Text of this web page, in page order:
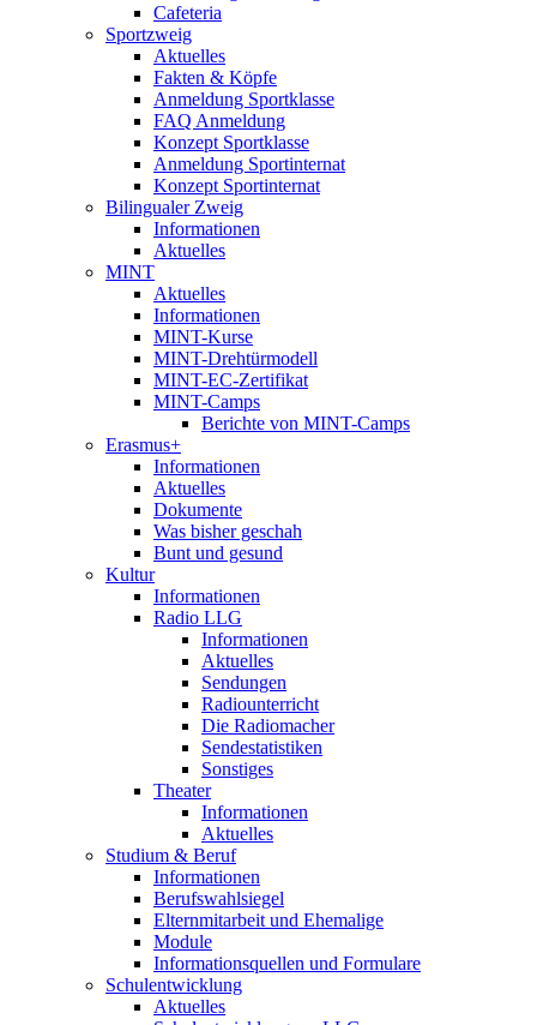
Cafeteria
Sportzweig
Aktuelles
Fakten & Köpfe
Anmeldung Sportklasse
FAQ Anmeldung
Konzept Sportklasse
Anmeldung Sportinternat
Konzept Sportinternat
Bilingualer Zweig
Informationen
Aktuelles
MINT
Aktuelles
Informationen
MINT-Kurse
MINT-Drehtürmodell
MINT-EC-Zertifikat
MINT-Camps
Berichte von MINT-Camps
Erasmus+
Informationen
Aktuelles
Dokumente
Was bisher geschah
Bunt und gesund
Kultur
Informationen
Radio LLG
Informationen
Aktuelles
Sendungen
Radiounterricht
Die Radiomacher
Sendestatistiken
Sonstiges
Theater
Informationen
Aktuelles
Studium & Beruf
Informationen
Berufswahlsiegel
Elternmitarbeit und Ehemalige
Module
Informationsquellen und Formulare
Schulentwicklung
Aktuelles